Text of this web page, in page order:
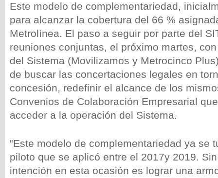
Este modelo de complementariedad,
para alcanzar la cobertura del 66 %
Metrolínea. El paso a seguir por parte del
reuniones conjuntas, el próximo martes,
del Sistema (Movilizamos y Metrocinco
de buscar las concertaciones legales en
concesión, redefinir el alcance de los
Convenios de Colaboración Empresarial
acceder a la operación del Sistema.
“Este modelo de complementariedad ya se
piloto que se aplicó entre el 2017y 2019.
intención en esta ocasión es lograr una